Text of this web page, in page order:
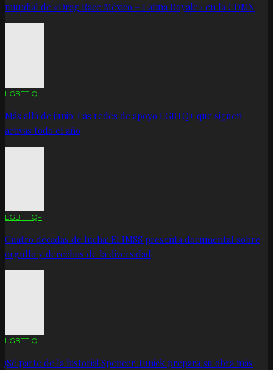
mundial de «Drag Race México – Latina Royale» en la CDMX
LGBTTIQ+
Más allá de junio: Las redes de apoyo LGBTQ+ que siguen
activas todo el año
LGBTTIQ+
Cuatro décadas de lucha: El IMSS presenta documental sobre
orgullo y derechos de la diversidad
LGBTTIQ+
¡Sé parte de la historia! Spencer Tunick prepara su obra más